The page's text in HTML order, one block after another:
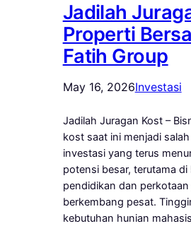
Jadilah
Properti
Fatih Group
May 16, 2026Investasi
Jadilah Juragan Kost –
kost saat ini menjadi
investasi yang terus
potensi besar, terutama di
pendidikan dan
berkembang pesat.
kebutuhan hunian